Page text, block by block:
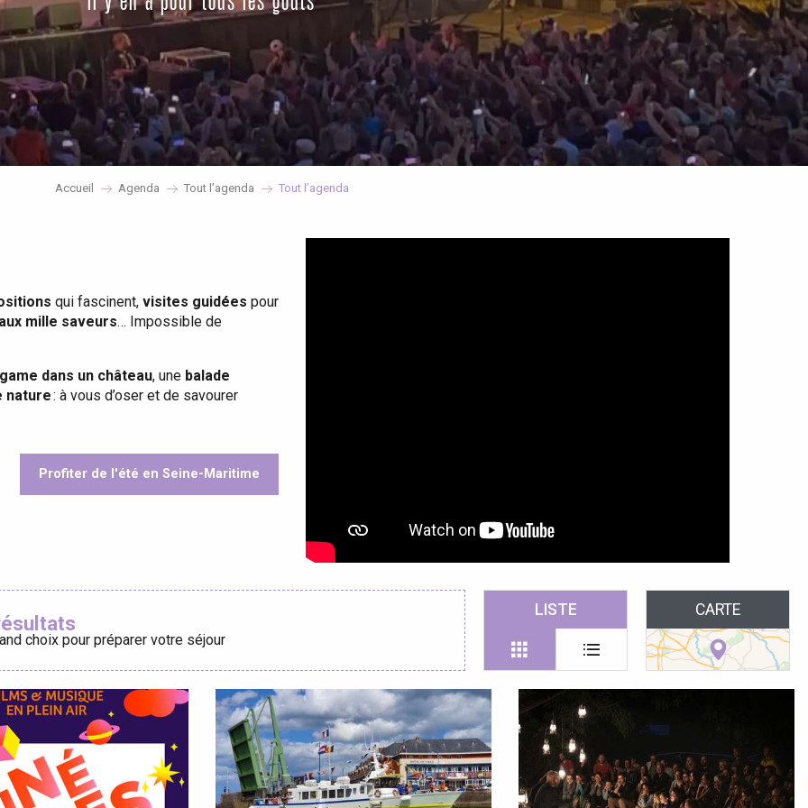
Accueil Agenda Tout l’agenda Tout l’agenda
qui fascinent, visites guidées pour
mille saveurs… Impossible de
dans un château, une balade
nature: à vous d’oser et de savourer
Profiter de l'été en Seine-Maritime
choix pour préparer votre séjour
LISTE CARTE